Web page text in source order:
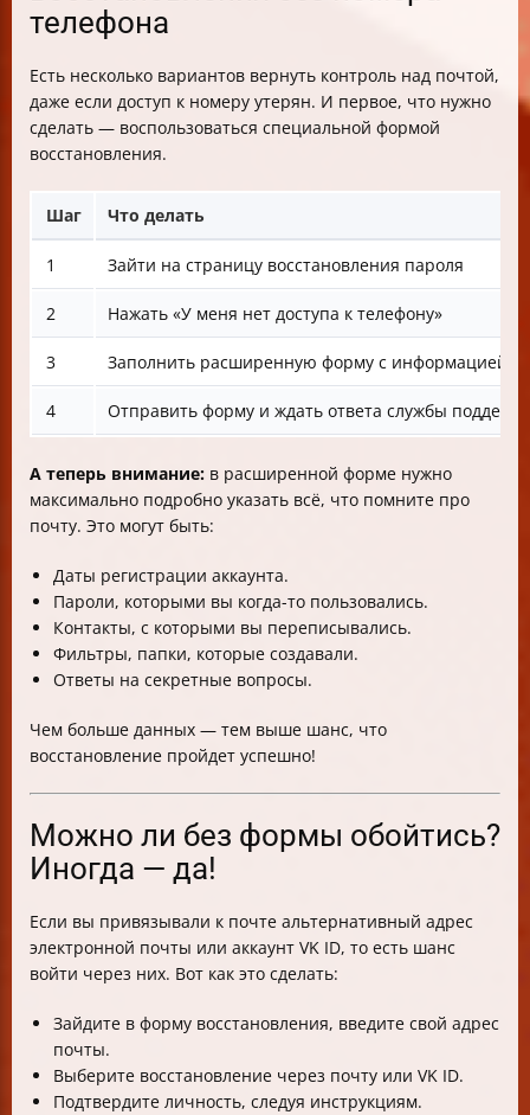
телефона
Есть несколько вариантов вернуть контроль над почтой,
даже если доступ к номеру утерян. И первое, что нужно
сделать — воспользоваться специальной формой
восстановления.
Шаг Что делать
1 Зайти на страницу восстановления пароля
2 Нажать «У меня нет доступа к телефону»
3 Заполнить расширенную форму с информацией о
4 Отправить форму и ждать ответа службы
А теперь внимание: в расширенной форме нужно
максимально подробно указать всё, что помните про
почту. Это могут быть:
Даты регистрации аккаунта.
Пароли, которыми вы когда-то пользовались.
Контакты, с которыми вы переписывались.
Фильтры, папки, которые создавали.
Ответы на секретные вопросы.
Чем больше данных — тем выше шанс, что
восстановление пройдет успешно!
Можно ли без формы обойтись?
Иногда — да!
Если вы привязывали к почте альтернативный адрес
электронной почты или аккаунт VK ID, то есть шанс
войти через них. Вот как это сделать:
Зайдите в форму восстановления, введите свой адрес
почты.
Выберите восстановление через почту или VK ID.
Подтвердите личность, следуя инструкциям.